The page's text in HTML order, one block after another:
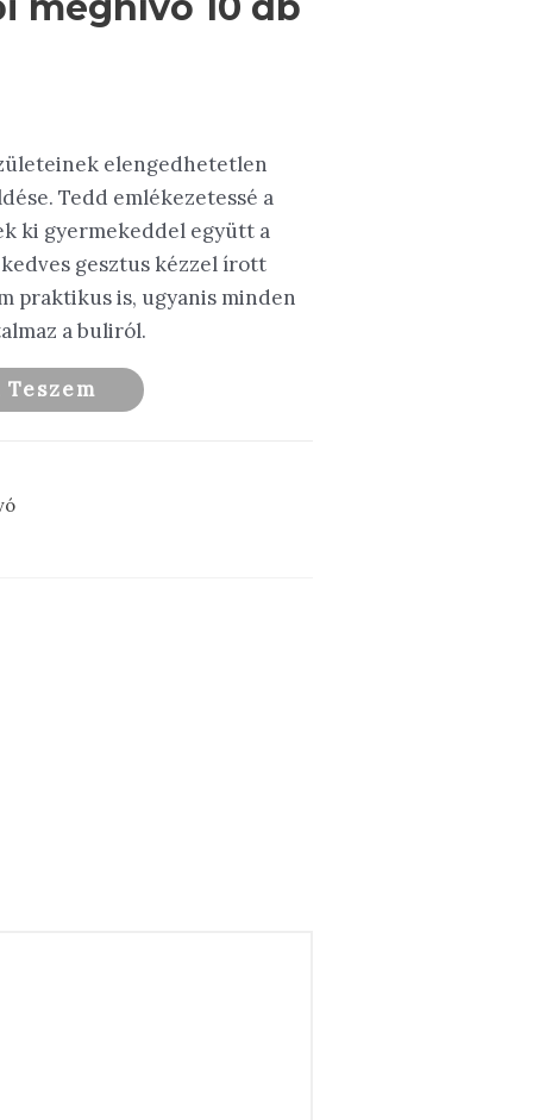
elengedhetetlen
Tedd emlékezetessé a
ki gyermekeddel együtt a
gesztus kézzel írott
praktikus is, ugyanis minden
a buliról.
Teszem